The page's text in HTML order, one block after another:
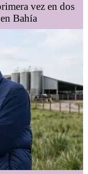
vez en dos
Bahía